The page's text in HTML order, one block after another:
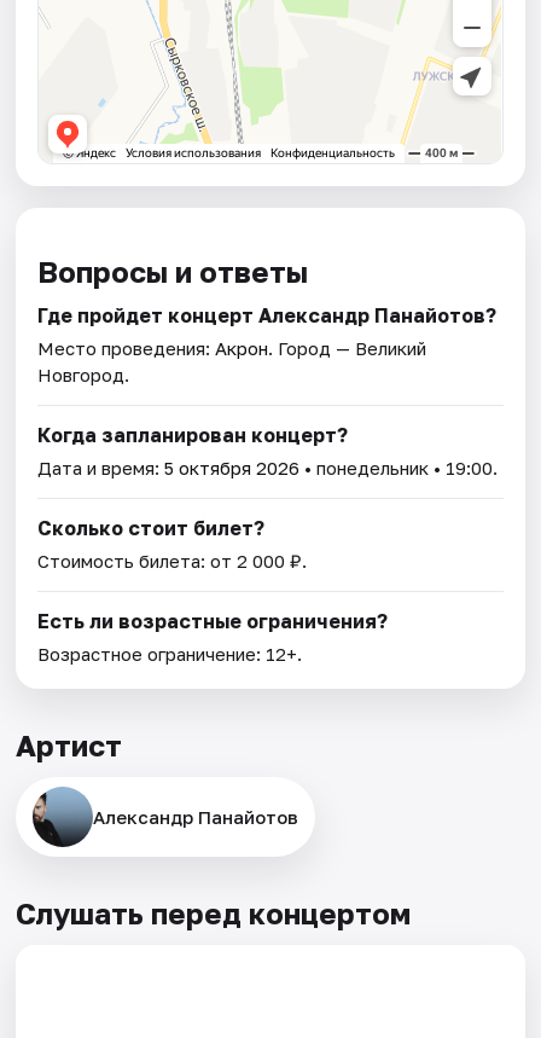
Вопросы и ответы
Где пройдет концерт Александр Панайотов?
Место проведения:Акрон. Город — Великий
Новгород.
Когда запланирован концерт?
Дата и время:5 октября 2026 • понедельник • 19:00.
Сколько стоит билет?
Стоимость билета: от 2 000 ₽.
Есть ли возрастные ограничения?
Возрастное ограничение: 12+.
Артист
Александр Панайотов
Слушать перед концертом